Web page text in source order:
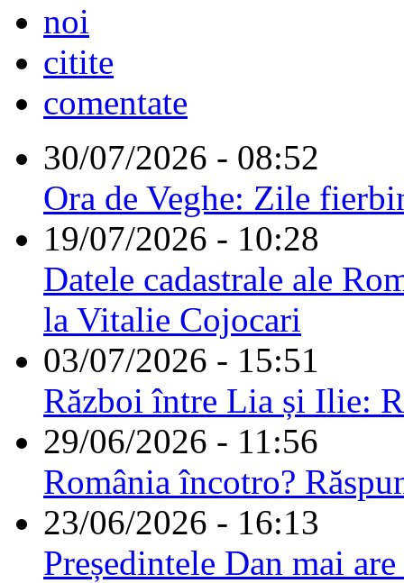
noi
citite
comentate
30/07/2026 - 08:52
Ora de Veghe: Zile
19/07/2026 - 10:28
Datele cadastrale ale
la Vitalie Cojocari
03/07/2026 - 15:51
Război între Lia și Ilie:
29/06/2026 - 11:56
România încotro?
23/06/2026 - 16:13
Președintele Dan mai